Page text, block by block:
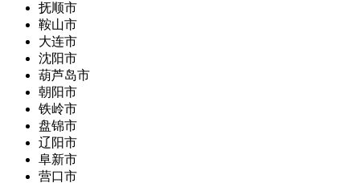
抚顺市
鞍山市
大连市
沈阳市
葫芦岛市
朝阳市
铁岭市
盘锦市
辽阳市
阜新市
营口市